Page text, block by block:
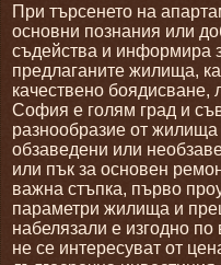
При търсенето на
основни познания или
съдейства и информира
предлаганите жилища,
качествено боядисване,
София е голям град и
разнообразие от жилища
обзаведени или
или пък за основен
важна стъпка, първо
параметри жилища и
набелязали е изгодно по
не се интересуват от